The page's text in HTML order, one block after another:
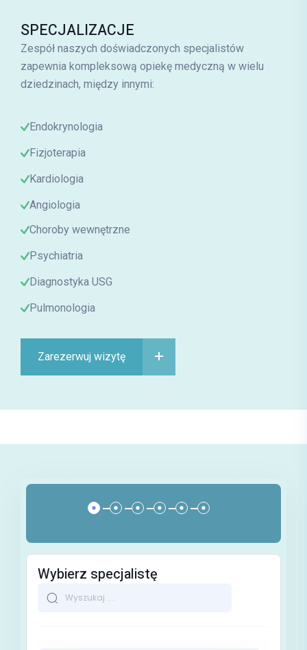
SPECJALIZACJE
Zespół naszych doświadczonych specjalistów
zapewnia kompleksową opiekę medyczną w wielu
dziedzinach, między innymi:
Endokrynologia
Fizjoterapia
Kardiologia
Angiologia
Choroby wewnętrzne
Psychiatria
Diagnostyka USG
Pulmonologia
Zarezerwuj wizytę
Wybierz specjalistę